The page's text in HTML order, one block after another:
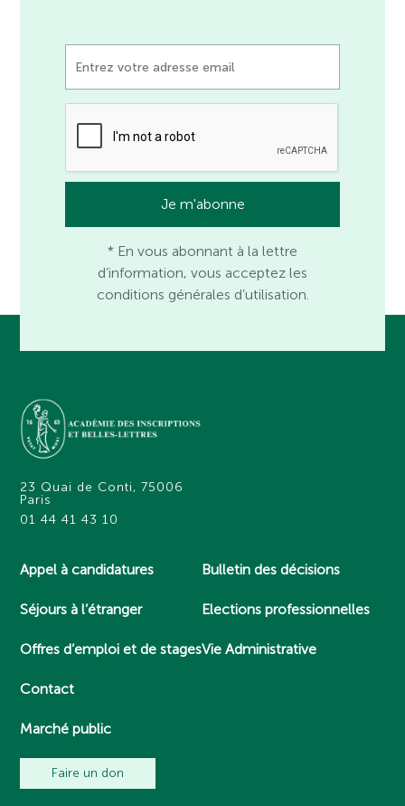
* En vous abonnant à la lettre
d’information, vous acceptez les
conditions générales d’utilisation.
23 Quai de Conti, 75006
Paris
01 44 41 43 10
Appel à candidatures
Séjours à l’étranger
Offres d’emploi et de stages
Contact
Marché public
Bulletin des décisions
Elections professionnelles
Vie Administrative
Faire un don